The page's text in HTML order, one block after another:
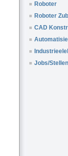
Roboter
Roboter
CAD
Jobs/